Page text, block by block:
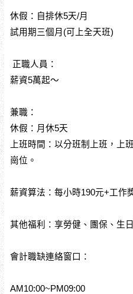
休假：自排休5天/月
試用期三個月(可上全天班)
正職人員：
薪資5萬起～
兼職：
休假：月休5天
上班時間：以分班制上班，上
崗位。
薪資算法：每小時190元+工作
其他福利：享勞健、團保、生
會計職缺連絡窗口：
AM10:00~PM09:00